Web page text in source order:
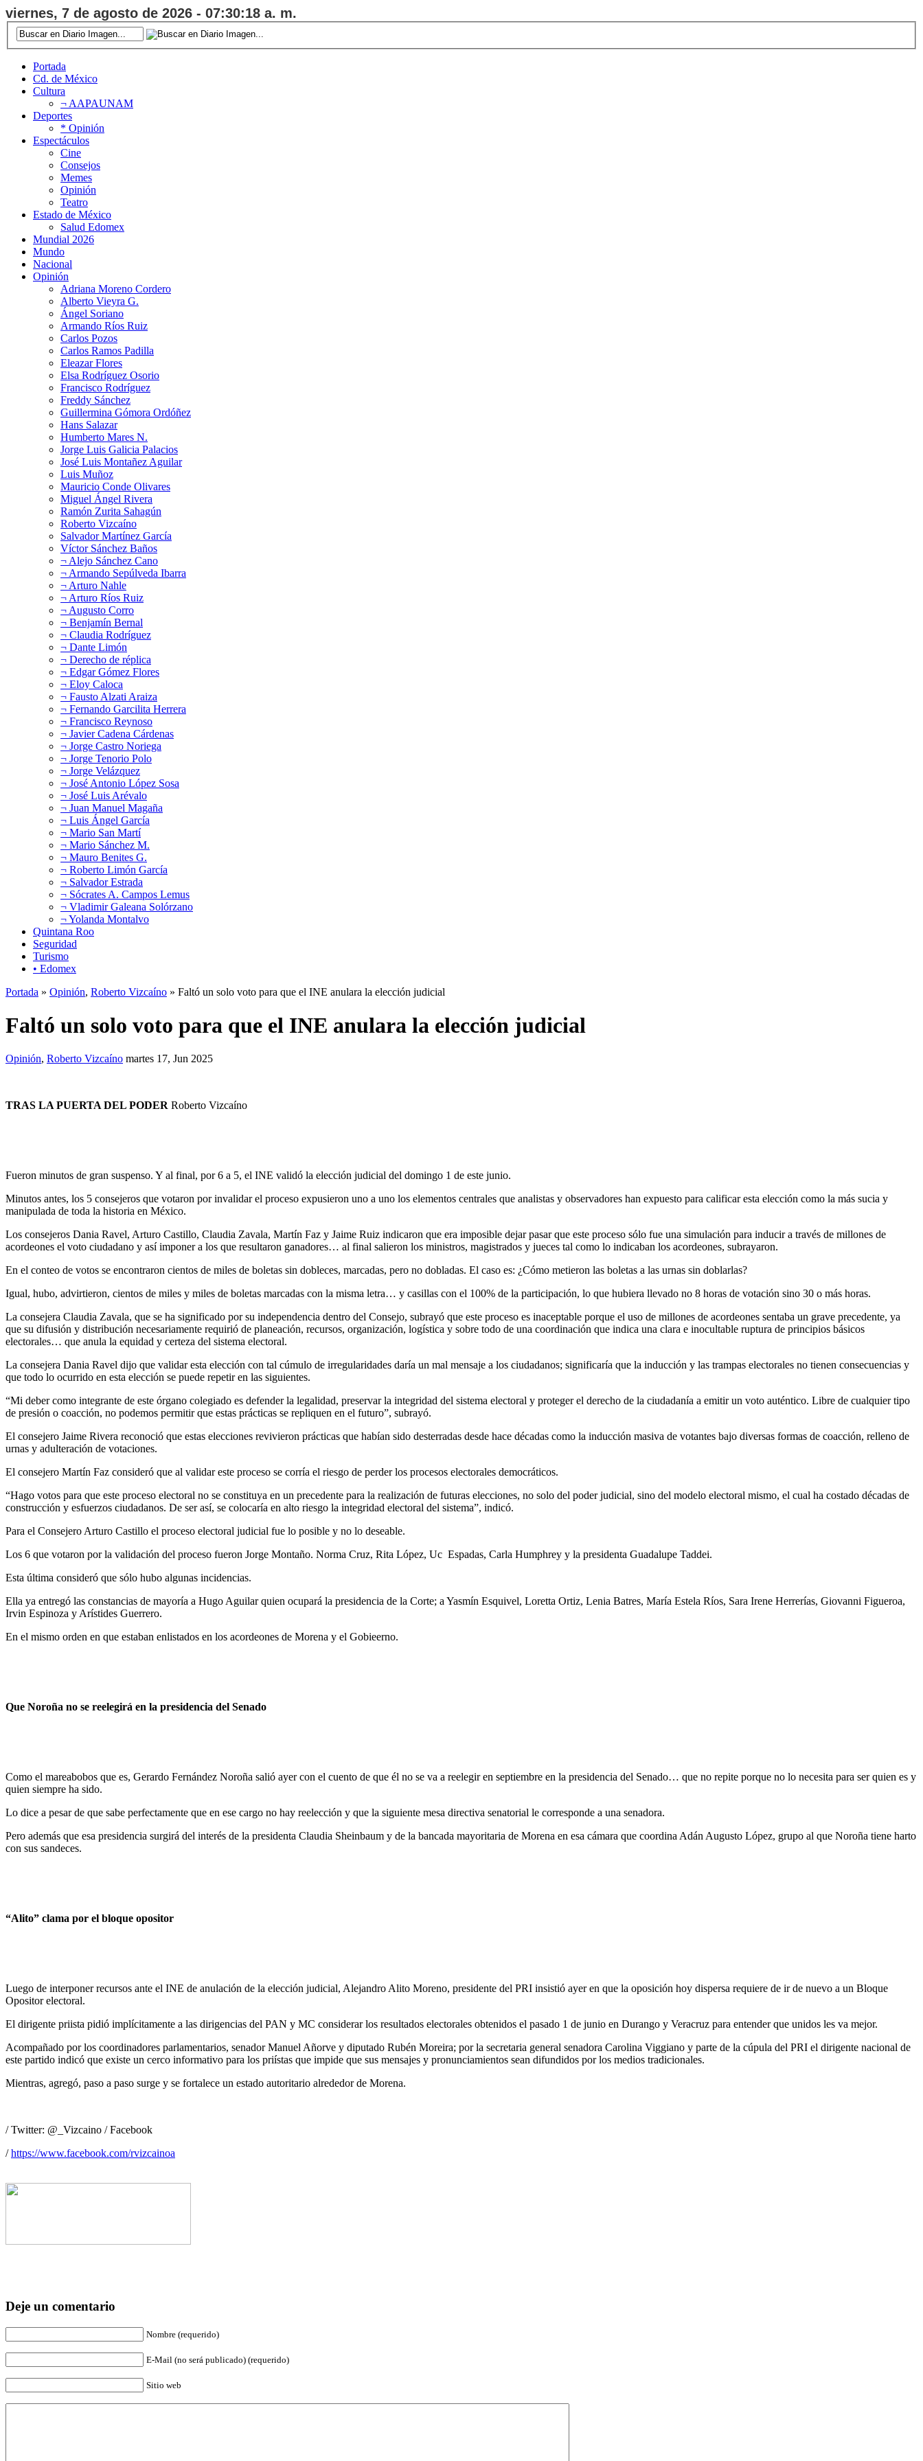
viernes, 7 de agosto de 2026 - 07:30:19 a. m.
Portada
Cd. de México
Cultura
¬ AAPAUNAM
Deportes
* Opinión
Espectáculos
Cine
Consejos
Memes
Opinión
Teatro
Estado de México
Salud Edomex
Mundial 2026
Mundo
Nacional
Opinión
Adriana Moreno Cordero
Alberto Vieyra G.
Ángel Soriano
Armando Ríos Ruiz
Carlos Pozos
Carlos Ramos Padilla
Eleazar Flores
Elsa Rodríguez Osorio
Francisco Rodríguez
Freddy Sánchez
Guillermina Gómora Ordóñez
Hans Salazar
Humberto Mares N.
Jorge Luis Galicia Palacios
José Luis Montañez Aguilar
Luis Muñoz
Mauricio Conde Olivares
Miguel Ángel Rivera
Ramón Zurita Sahagún
Roberto Vizcaíno
Salvador Martínez García
Víctor Sánchez Baños
¬ Alejo Sánchez Cano
¬ Armando Sepúlveda Ibarra
¬ Arturo Nahle
¬ Arturo Ríos Ruiz
¬ Augusto Corro
¬ Benjamín Bernal
¬ Claudia Rodríguez
¬ Dante Limón
¬ Derecho de réplica
¬ Edgar Gómez Flores
¬ Eloy Caloca
¬ Fausto Alzati Araiza
¬ Fernando Garcilita Herrera
¬ Francisco Reynoso
¬ Javier Cadena Cárdenas
¬ Jorge Castro Noriega
¬ Jorge Tenorio Polo
¬ Jorge Velázquez
¬ José Antonio López Sosa
¬ José Luis Arévalo
¬ Juan Manuel Magaña
¬ Luis Ángel García
¬ Mario San Martí
¬ Mario Sánchez M.
¬ Mauro Benites G.
¬ Roberto Limón García
¬ Salvador Estrada
¬ Sócrates A. Campos Lemus
¬ Vladimir Galeana Solórzano
¬ Yolanda Montalvo
Quintana Roo
Seguridad
Turismo
• Edomex
Portada » Opinión, Roberto Vizcaíno » Faltó un solo voto para que el INE anulara la elección judicial
Faltó un solo voto para que el INE anulara la elección judicial
Opinión, Roberto Vizcaíno martes 17, Jun 2025
TRAS LA PUERTA DEL PODER Roberto Vizcaíno
Fueron minutos de gran suspenso. Y al final, por 6 a 5, el INE validó la elección judicial del domingo 1 de este junio.
Minutos antes, los 5 consejeros que votaron por invalidar el proceso expusieron uno a uno los elementos centrales que analistas y observadores han expuesto para calificar esta elección como la más sucia y
manipulada de toda la historia en México.
Los consejeros Dania Ravel, Arturo Castillo, Claudia Zavala, Martín Faz y Jaime Ruiz indicaron que era imposible dejar pasar que este proceso sólo fue una simulación para inducir a través de millones de
acordeones el voto ciudadano y así imponer a los que resultaron ganadores… al final salieron los ministros, magistrados y jueces tal como lo indicaban los acordeones, subrayaron.
En el conteo de votos se encontraron cientos de miles de boletas sin dobleces, marcadas, pero no dobladas. El caso es: ¿Cómo metieron las boletas a las urnas sin doblarlas?
Igual, hubo, advirtieron, cientos de miles y miles de boletas marcadas con la misma letra… y casillas con el 100% de la participación, lo que hubiera llevado no 8 horas de votación sino 30 o más horas.
La consejera Claudia Zavala, que se ha significado por su independencia dentro del Consejo, subrayó que este proceso es inaceptable porque el uso de millones de acordeones sentaba un grave precedente, ya
que su difusión y distribución necesariamente requirió de planeación, recursos, organización, logística y sobre todo de una coordinación que indica una clara e inocultable ruptura de principios básicos
electorales… que anula la equidad y certeza del sistema electoral.
La consejera Dania Ravel dijo que validar esta elección con tal cúmulo de irregularidades daría un mal mensaje a los ciudadanos; significaría que la inducción y las trampas electorales no tienen consecuencias y
que todo lo ocurrido en esta elección se puede repetir en las siguientes.
“Mi deber como integrante de este órgano colegiado es defender la legalidad, preservar la integridad del sistema electoral y proteger el derecho de la ciudadanía a emitir un voto auténtico. Libre de cualquier tipo
de presión o coacción, no podemos permitir que estas prácticas se repliquen en el futuro”, subrayó.
El consejero Jaime Rivera reconoció que estas elecciones revivieron prácticas que habían sido desterradas desde hace décadas como la inducción masiva de votantes bajo diversas formas de coacción, relleno de
urnas y adulteración de votaciones.
El consejero Martín Faz consideró que al validar este proceso se corría el riesgo de perder los procesos electorales democráticos.
“Hago votos para que este proceso electoral no se constituya en un precedente para la realización de futuras elecciones, no solo del poder judicial, sino del modelo electoral mismo, el cual ha costado décadas de
construcción y esfuerzos ciudadanos. De ser así, se colocaría en alto riesgo la integridad electoral del sistema”, indicó.
Para el Consejero Arturo Castillo el proceso electoral judicial fue lo posible y no lo deseable.
Los 6 que votaron por la validación del proceso fueron Jorge Montaño. Norma Cruz, Rita López, Uc Espadas, Carla Humphrey y la presidenta Guadalupe Taddei.
Esta última consideró que sólo hubo algunas incidencias.
Ella ya entregó las constancias de mayoría a Hugo Aguilar quien ocupará la presidencia de la Corte; a Yasmín Esquivel, Loretta Ortiz, Lenia Batres, María Estela Ríos, Sara Irene Herrerías, Giovanni Figueroa,
Irvin Espinoza y Arístides Guerrero.
En el mismo orden en que estaban enlistados en los acordeones de Morena y el Gobieerno.
Que Noroña no se reelegirá en la presidencia del Senado
Como el mareabobos que es, Gerardo Fernández Noroña salió ayer con el cuento de que él no se va a reelegir en septiembre en la presidencia del Senado… que no repite porque no lo necesita para ser quien es y
quien siempre ha sido.
Lo dice a pesar de que sabe perfectamente que en ese cargo no hay reelección y que la siguiente mesa directiva senatorial le corresponde a una senadora.
Pero además que esa presidencia surgirá del interés de la presidenta Claudia Sheinbaum y de la bancada mayoritaria de Morena en esa cámara que coordina Adán Augusto López, grupo al que Noroña tiene harto
con sus sandeces.
“Alito” clama por el bloque opositor
Luego de interponer recursos ante el INE de anulación de la elección judicial, Alejandro Alito Moreno, presidente del PRI insistió ayer en que la oposición hoy dispersa requiere de ir de nuevo a un Bloque
Opositor electoral.
El dirigente priista pidió implícitamente a las dirigencias del PAN y MC considerar los resultados electorales obtenidos el pasado 1 de junio en Durango y Veracruz para entender que unidos les va mejor.
Acompañado por los coordinadores parlamentarios, senador Manuel Añorve y diputado Rubén Moreira; por la secretaria general senadora Carolina Viggiano y parte de la cúpula del PRI el dirigente nacional de
este partido indicó que existe un cerco informativo para los priístas que impide que sus mensajes y pronunciamientos sean difundidos por los medios tradicionales.
Mientras, agregó, paso a paso surge y se fortalece un estado autoritario alrededor de Morena.
/ Twitter: @_Vizcaino / Facebook
/https://www.facebook.com/rvizcainoa
Deje un comentario
Nombre (requerido)
E-Mail (no será publicado) (requerido)
Sitio web